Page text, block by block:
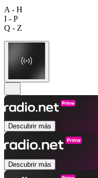
A - H
I - P
Q - Z
Descubrir más
Descubrir más